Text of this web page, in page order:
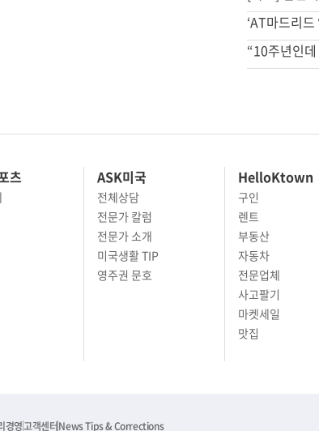
츠 ASK미국
전체상담
전문가 칼럼
전문가 소개
미국생활 TIP
영주권 문호
HelloKtown
구인
렌트
부동산
자동차
전문업체
사고팔기
마켓세일
맛집
경영고객센터News Tips & Corrections